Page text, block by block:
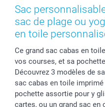
Coques smartphone
Stickers & Etiquettes
Cadres photo &
Fête des Mères
Fête des Pères
Communion
Toussaint
Rentrée des classes
Saint-Valentin
Vacances
Droit de rétraction
Plaintes
Vie privée
Tarifs
Partenariats & Influence
Investisseurs
Aide
smartbonus
smartfriends
Modes de paiement
Grandes quantités
Statut de ma commande
Sac
sac de plage ou
en toile
Ce grand sac cabas en
vos courses, et sa
Découvrez 3 modèles de
sac cabas en toile
pochette assortie pour y
cartes, ou un grand sac en